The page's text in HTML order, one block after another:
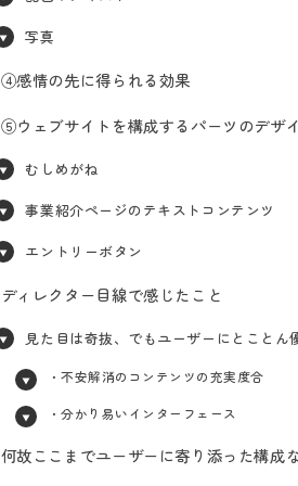
写真
④感情の先に得られる効果
⑤ウェブサイトを構成するパーツのデザ
むしめがね
事業紹介ページのテキストコンテンツ
エントリーボタン
ディレクター目線で感じたこと
見た目は奇抜、でもユーザーにとことん
・不安解消のコンテンツの充実度合
・分かり易いインターフェース
何故ここまでユーザーに寄り添った構成